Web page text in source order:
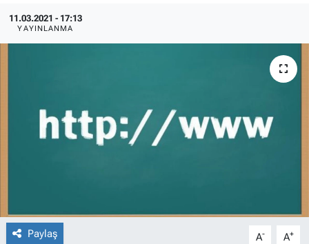
11.03.2021 - 17:13
YAYINLANMA
Paylaş A- A+
EKONOMİ
Son Dakika Haberleri